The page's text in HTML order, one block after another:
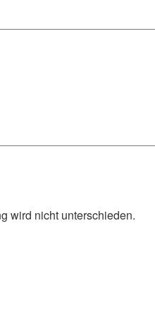
wird nicht unterschieden.